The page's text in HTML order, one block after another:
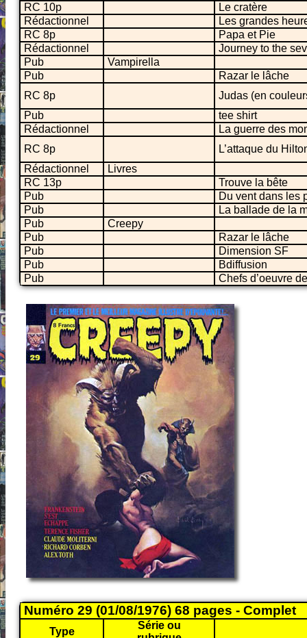
RC 10p
Le cratère
Rédactionnel
Les grandes
RC 8p
Papa et Pie
Rédactionnel
Journey to the
Pub
Vampirella
Pub
Razar le lâche
RC 8p
Judas (en
Pub
tee shirt
Rédactionnel
La guerre des
RC 8p
L’attaque du
Rédactionnel
Livres
RC 13p
Trouve la bête
Pub
Du vent dans les
Pub
La ballade de la
Pub
Creepy
Pub
Razar le lâche
Pub
Dimension SF
Pub
Bdiffusion
Pub
Chefs d’oeuvre
Numéro 29 (01/08/1976) 68 pages - Complet
Type
Série ou